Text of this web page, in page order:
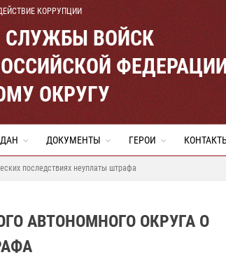
КОРРУПЦИИ
СЛУЖБЫ ВОЙСК
ОКРУГУ
ДОКУМЕНТЫ ГЕРОИ
последствиях неуплаты штрафа
АВТОНОМНОГО ОКРУГА О